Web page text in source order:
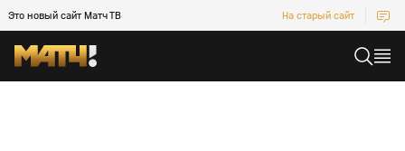
Это новый сайт Матч ТВ На старый сайт